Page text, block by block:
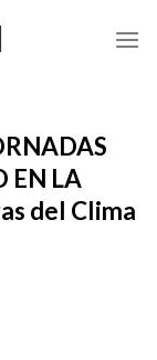
EN LA
del Clima